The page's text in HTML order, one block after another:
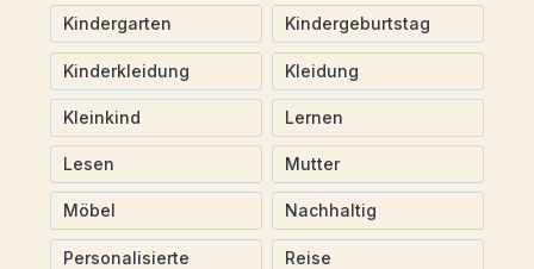
Kindergarten Kindergeburtstag
Kinderkleidung Kleidung
Kleinkind Lernen
Lesen Mutter
Möbel Nachhaltig
Personalisierte
Reise